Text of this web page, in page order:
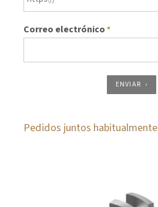
Correo electrónico *
ENVIAR
Pedidos juntos habitualmente